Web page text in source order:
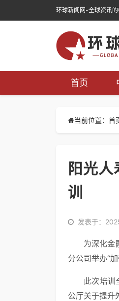
环球新闻网-全球资讯
首页
当前位置：首
阳光
训
发表于：
为深化金
分公司举办“
此次培训
公厅关于提升